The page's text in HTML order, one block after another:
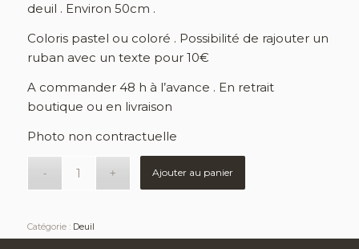
deuil . Environ 50cm .
Coloris pastel ou coloré . Possibilité de rajouter un
ruban avec un texte pour 10€
A commander 48 h à l’avance . En retrait
boutique ou en livraison
Photo non contractuelle
Ajouter au panier
Catégorie : Deuil